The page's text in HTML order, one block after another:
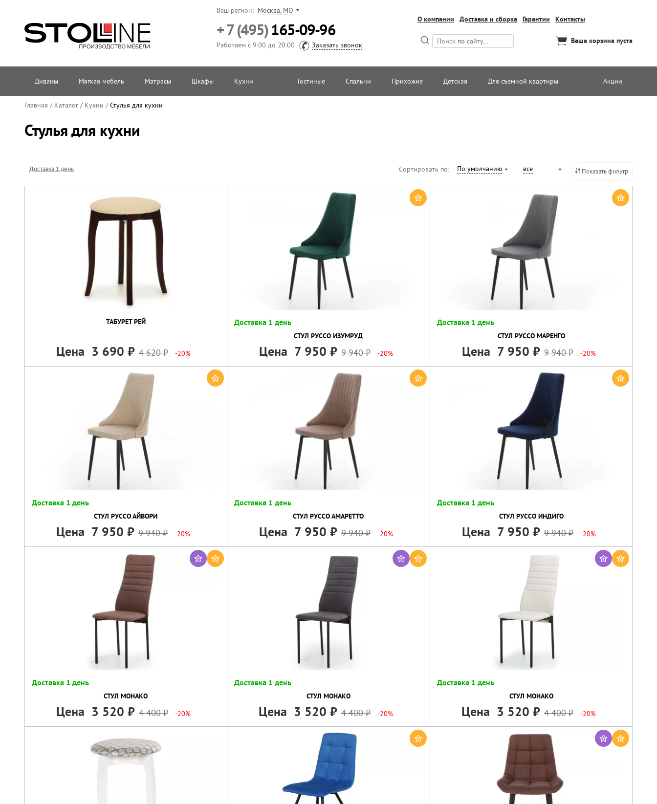
Ваш регион: Москва, МО
+ 7 (495)165-09-96
Работаем с 9:00 до 20:00 Заказать звонок
О компании Доставка и сборка Гарантии Контакты
Ваша корзина пуста
Диваны Мягкая мебель Матрасы Шкафы Кухни Гостиные Спальни Прихожие Детская Для съемной квартиры Акции
Главная / Каталог/ Кухни /Стулья для кухни
Стулья для кухни
Доставка 1 день Сортировать по: По умолчанию все Показать фильтр
ТАБУРЕТ РЕЙ
Цена 3 690 4 620 -20%
Доставка 1 день
СТУЛ РУССО ИЗУМРУД
Цена 7 950 9 940 -20%
Доставка 1 день
СТУЛ РУССО МАРЕНГО
Цена 7 950 9 940 -20%
Доставка 1 день
СТУЛ РУССО АЙВОРИ
Цена 7 950 9 940 -20%
Доставка 1 день
СТУЛ РУССО АМАРЕТТО
Цена 7 950 9 940 -20%
Доставка 1 день
СТУЛ РУССО ИНДИГО
Цена 7 950 9 940 -20%
Доставка 1 день
СТУЛ МОНАКО
Цена 3 520 4 400 -20%
Доставка 1 день
СТУЛ МОНАКО
Цена 3 520 4 400 -20%
Доставка 1 день
СТУЛ МОНАКО
Цена 3 520 4 400 -20%